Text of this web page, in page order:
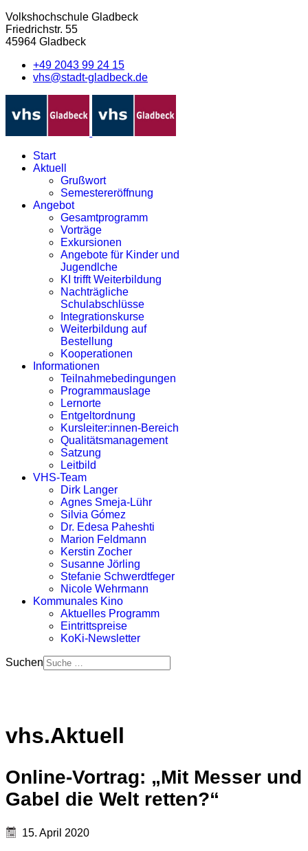
Volkshochschule Gladbeck
Friedrichstr. 55
45964 Gladbeck
+49 2043 99 24 15
vhs@stadt-gladbeck.de
Start
Aktuell
Grußwort
Semestereröffnung
Angebot
Gesamtprogramm
Vorträge
Exkursionen
Angebote für Kinder und
Jugendlche
KI trifft Weiterbildung
Nachträgliche
Schulabschlüsse
Integrationskurse
Weiterbildung auf
Bestellung
Kooperationen
Informationen
Teilnahmebedingungen
Programmauslage
Lernorte
Entgeltordnung
Kursleiter:innen-Bereich
Qualitätsmanagement
Satzung
Leitbild
VHS-Team
Dirk Langer
Agnes Smeja-Lühr
Silvia Gómez
Dr. Edesa Paheshti
Marion Feldmann
Kerstin Zocher
Susanne Jörling
Stefanie Schwerdtfeger
Nicole Wehrmann
Kommunales Kino
Aktuelles Programm
Eintrittspreise
KoKi-Newsletter
Suchen
vhs.Aktuell
Online-Vortrag: „Mit Messer und
Gabel die Welt retten?“
15. April 2020